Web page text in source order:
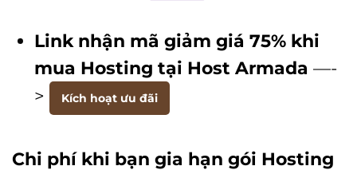
Link nhận mã giảm giá 75% khi
mua Hosting tại Host Armada —-
>
Kích hoạt ưu đãi
Chi phí khi bạn gia hạn gói Hosting